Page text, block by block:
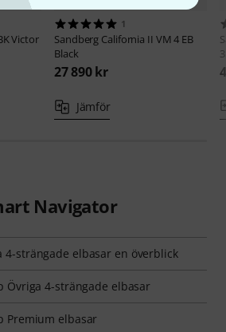
Victor
1
Sandberg California II VM 4 EB
Black
27 890 kr
Jämför
Navigator
4-strängade elbasar en överblick
4-strängade elbasar
Premium elbasar